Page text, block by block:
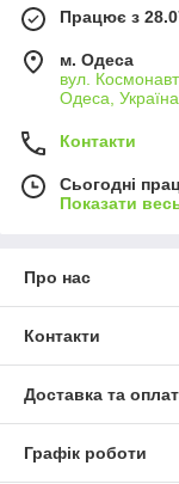
Працює з
м. Одеса
вул.
Одеса, Україна
Контакти
Сьогодні
Показати
Про нас
Контакти
Доставка та
Графік роботи